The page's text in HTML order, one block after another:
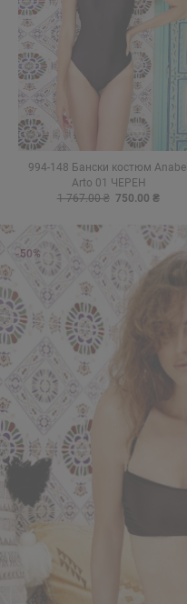
994-148 Бански костюм Anabel
Arto 01 ЧЕРЕН
1 767.00 ₴ 750.00 ₴
-50%